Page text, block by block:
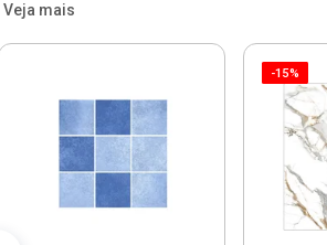
Veja mais
-15%